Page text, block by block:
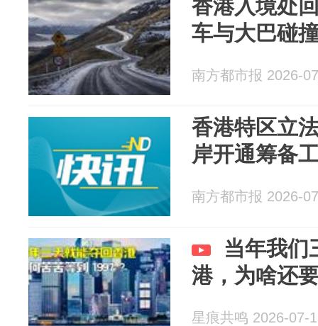
香港入境处
车与大巴碰
南方都市报 2026-
香港特区立
岸开通筹备
南方都市报 2026-
当年我们
港，为啥还
星痕共鸣 2026-07-